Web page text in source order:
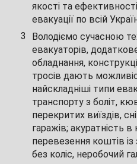
якості та
евакуації по всій
Володіємо сучасною
евакуаторів,
обладнання,
тросів дають
найскладніші типи
транспорту з боліт,
перекритих виїздів,
гаражів; акуратність в
перевезення коштів
без коліс, неробочий